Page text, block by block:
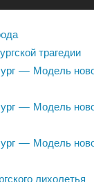
трагедии
— Модель
— Модель
— Модель
лихолетья